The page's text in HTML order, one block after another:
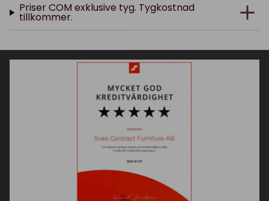
Priser COM exklusive tyg. Tygkostnad
tillkommer.